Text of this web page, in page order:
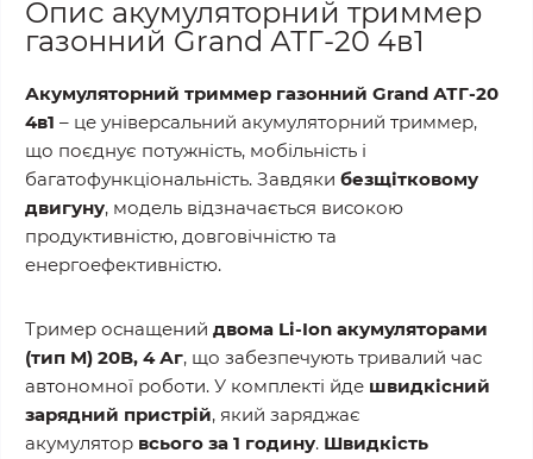
Опис акумуляторний триммер
газонний Grand АТГ-20 4в1
Акумуляторний триммер газонний Grand АТГ-20
4в1 – це універсальний акумуляторний триммер,
що поєднує потужність, мобільність і
багатофункціональність. Завдяки безщітковому
двигуну, модель відзначається високою
продуктивністю, довговічністю та
енергоефективністю.
Тример оснащений двома Li-Ion акумуляторами
(тип М) 20В, 4 Аг, що забезпечують тривалий час
автономної роботи. У комплекті йде швидкісний
зарядний пристрій, який заряджає
акумулятор всього за 1 годину. Швидкість